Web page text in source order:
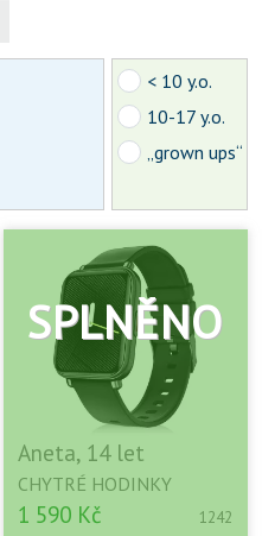
< 10 y.o.
10-17 y.o.
„grown ups“
Aneta, 14 let
CHYTRÉ HODINKY
1 590 Kč 1242